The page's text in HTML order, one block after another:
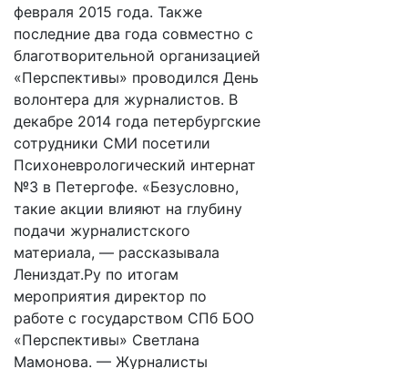
февраля 2015 года. Также
последние два года совместно с
благотворительной организацией
«Перспективы» проводился День
волонтера для журналистов. В
декабре 2014 года петербургские
сотрудники СМИ посетили
Психоневрологический интернат
№3 в Петергофе. «Безусловно,
такие акции влияют на глубину
подачи журналистского
материала, — рассказывала
Лениздат.Ру по итогам
мероприятия директор по
работе с государством СПб БОО
«Перспективы» Светлана
Мамонова. — Журналисты